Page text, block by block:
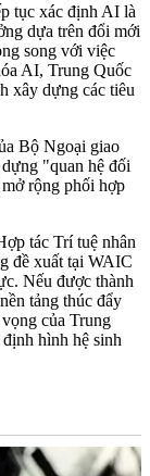
tục xác định AI là
dựa trên đổi mới
song với việc
AI, Trung Quốc
xây dựng các tiêu
Bộ Ngoại giao
"quan hệ đối
rộng phối hợp
tác Trí tuệ nhân
đề xuất tại WAIC
Nếu được thành
tảng thúc đẩy
của Trung
hình hệ sinh